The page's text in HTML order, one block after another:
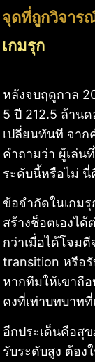
จุดที่ถูกวิจาร
เกมรุก
หลังจบฤดูกาล
5 ปี 212.5 ล้านด
เปลี่ยนทันที จาก
คำถามว่า ผู้เล่น
ระดับนี้หรือไม่
ข้อจำกัดในเกม
สร้างช็อตเองได้
กว่าเมื่อได้โจม
transition หรือรั
หากทีมให้เขาถื
คงที่เท่าบทบาท
อีกประเด็นคือสุข
รับระดับสูง ต้อง